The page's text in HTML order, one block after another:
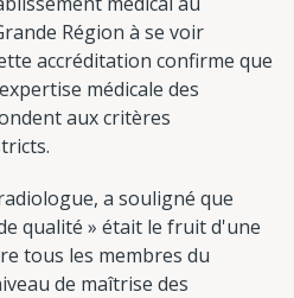
Région à se voir
accréditation confirme que
médicale des
aux critères
a souligné que
qualité » était le fruit d'une
tous les membres du
de maîtrise des